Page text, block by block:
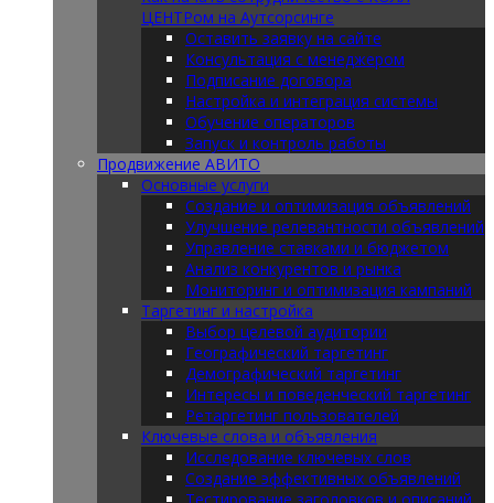
ЦЕНТРом на Аутсорсинге
Оставить заявку на сайте
Консультация с менеджером
Подписание договора
Настройка и интеграция системы
Обучение операторов
Запуск и контроль работы
Продвижение АВИТО
Основные услуги
Создание и оптимизация объявлений
Улучшение релевантности объявлений
Управление ставками и бюджетом
Анализ конкурентов и рынка
Мониторинг и оптимизация кампаний
Таргетинг и настройка
Выбор целевой аудитории
Географический таргетинг
Демографический таргетинг
Интересы и поведенческий таргетинг
Ретаргетинг пользователей
Ключевые слова и объявления
Исследование ключевых слов
Создание эффективных объявлений